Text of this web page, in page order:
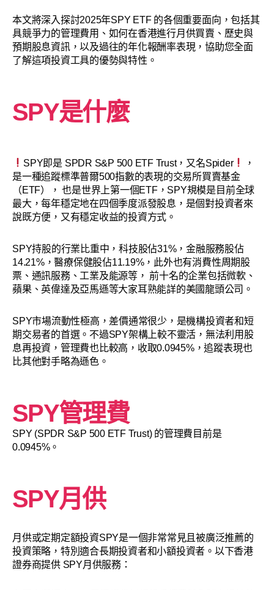
本文將深入探討2025年SPY ETF 的各個重要面向，包括其
具競爭力的管理費用、如何在香港進行月供買賣、歷史與
預期股息資訊，以及過往的年化報酬率表現，協助您全面
了解這項投資工具的優勢與特性。
SPY是什麼
SPY即是 SPDR S&P 500 ETF Trust，又名Spider
，
是一種追蹤標準普爾500指數的表現的交易所買賣基金
（ETF）， 也是世界上第一個ETF，SPY規模是目前全球
最大，每年穩定地在四個季度派發股息，是個對投資者來
說既方便，又有穩定收益的投資方式。
SPY持股的行業比重中，科技股佔31%，金融服務股佔
14.21%，醫療保健股佔11.19%，此外也有消費性周期股
票、通訊服務、工業及能源等， 前十名的企業包括微軟、
蘋果、英偉達及亞馬遜等大家耳熟能詳的美國龍頭公司。
SPY市場流動性極高，差價通常很少，是機構投資者和短
期交易者的首選。不過SPY架構上較不靈活，無法利用股
息再投資，管理費也比較高，收取0.0945%，追蹤表現也
比其他對手略為遜色。
SPY管理費
SPY (SPDR S&P 500 ETF Trust) 的管理費目前是
0.0945%。
SPY月供
月供或定期定額投資SPY是一個非常常見且被廣泛推薦的
投資策略，特別適合長期投資者和小額投資者。以下香港
證券商提供 SPY月供服務：